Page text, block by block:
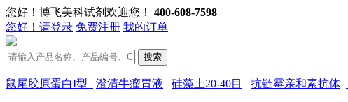
您好！博飞美科试剂欢迎您！ 400-608-7598
您好！请登录 免费注册 我的订单
搜索
鼠尾胶原蛋白I型 澄清牛瘤胃液 硅藻土20-40目 抗链霉亲和素抗体